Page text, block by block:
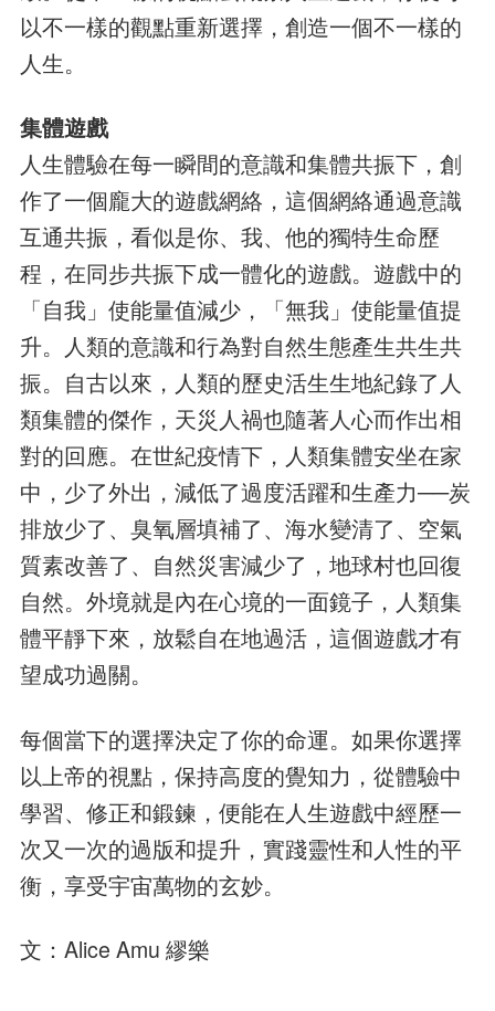
以不一樣的觀點重新選擇，創造一個不一樣的
人生。
集體遊戲
人生體驗在每一瞬間的意識和集體共振下，創
作了一個龐大的遊戲網絡，這個網絡通過意識
互通共振，看似是你、我、他的獨特生命歷
程，在同步共振下成一體化的遊戲。遊戲中的
「自我」使能量值減少，「無我」使能量值提
升。人類的意識和行為對自然生態產生共生共
振。自古以來，人類的歷史活生生地紀錄了人
類集體的傑作，天災人禍也隨著人心而作出相
對的回應。在世紀疫情下，人類集體安坐在家
中，少了外出，減低了過度活躍和生產力──炭
排放少了、臭氧層填補了、海水變清了、空氣
質素改善了、自然災害減少了，地球村也回復
自然。外境就是內在心境的一面鏡子，人類集
體平靜下來，放鬆自在地過活，這個遊戲才有
望成功過關。
每個當下的選擇決定了你的命運。如果你選擇
以上帝的視點，保持高度的覺知力，從體驗中
學習、修正和鍛鍊，便能在人生遊戲中經歷一
次又一次的過版和提升，實踐靈性和人性的平
衡，享受宇宙萬物的玄妙。
文：Alice Amu 繆樂